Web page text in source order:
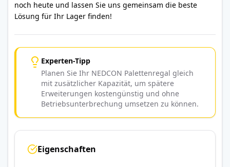
noch heute und lassen Sie uns gemeinsam die beste
Lösung für Ihr Lager finden!
Experten-Tipp
Planen Sie Ihr NEDCON Palettenregal gleich
mit zusätzlicher Kapazität, um spätere
Erweiterungen kostengünstig und ohne
Betriebsunterbrechung umsetzen zu können.
Eigenschaften